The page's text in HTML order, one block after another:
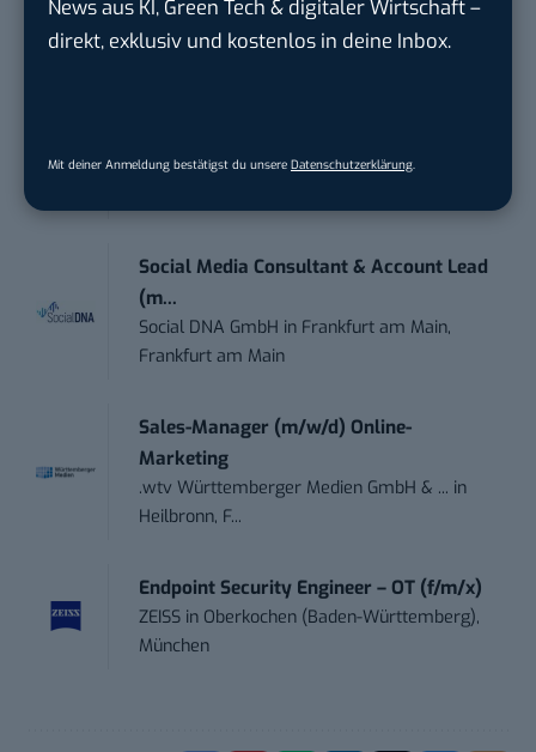
News aus KI, Green Tech & digitaler Wirtschaft –
direkt, exklusiv und kostenlos in deine Inbox.
Mit deiner Anmeldung bestätigst du unsere Datenschutzerklärung
ENERVIE - Südwestfalen Energie und Wasser
AGin Hagen
EDEKA Südwest Stiftung & Co. KGin
Social Media Consultant & Account Lead
(m...
Social DNA GmbH in Frankfurt am Main,
Frankfurt am Main
Sales-Manager (m/w/d) Online-
Marketing
.wtv Württemberger Medien GmbH & ... in
Heilbronn, F...
Endpoint Security Engineer – OT (f/m/x)
ZEISS in Oberkochen (Baden-Württemberg),
München